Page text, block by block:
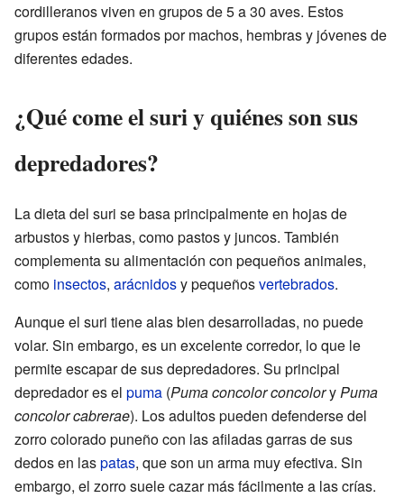
cordilleranos viven en grupos de 5 a 30 aves. Estos
grupos están formados por machos, hembras y jóvenes de
diferentes edades.
¿Qué come el suri y quiénes son sus
depredadores?
La dieta del suri se basa principalmente en hojas de
arbustos y hierbas, como pastos y juncos. También
complementa su alimentación con pequeños animales,
como insectos, arácnidosy pequeñosvertebrados.
Aunque el suri tiene alas bien desarrolladas, no puede
volar. Sin embargo, es un excelente corredor, lo que le
permite escapar de sus depredadores. Su principal
depredador es el puma (Puma concolor concoloryPuma
concolor cabrerae). Los adultos pueden defenderse del
zorro colorado puneño con las afiladas garras de sus
dedos en laspatas, que son un arma muy efectiva. Sin
embargo, el zorro suele cazar más fácilmente a las crías.